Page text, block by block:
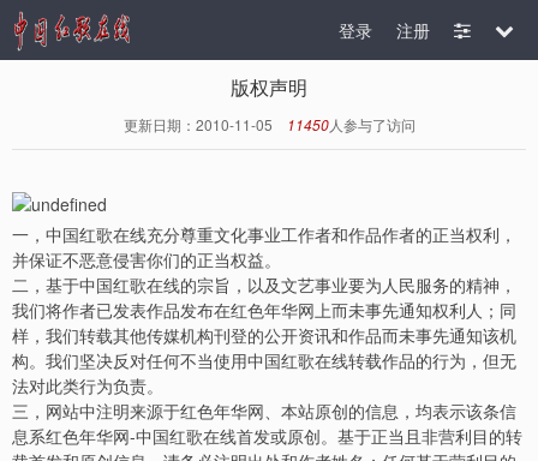
注册
登录
版权声明
更新日期：2010-11-05 11450人参与了访问
一，中国红歌在线充分尊重文化事业工作者和作品作者的正当权利，
并保证不恶意侵害你们的正当权益。
二，基于中国红歌在线的宗旨，以及文艺事业要为人民服务的精神，
我们将作者已发表作品发布在红色年华网上而未事先通知权利人；同
样，我们转载其他传媒机构刊登的公开资讯和作品而未事先通知该机
构。我们坚决反对任何不当使用中国红歌在线转载作品的行为，但无
法对此类行为负责。
三，网站中注明来源于红色年华网、本站原创的信息，均表示该条信
息系红色年华网-中国红歌在线首发或原创。基于正当且非营利目的转